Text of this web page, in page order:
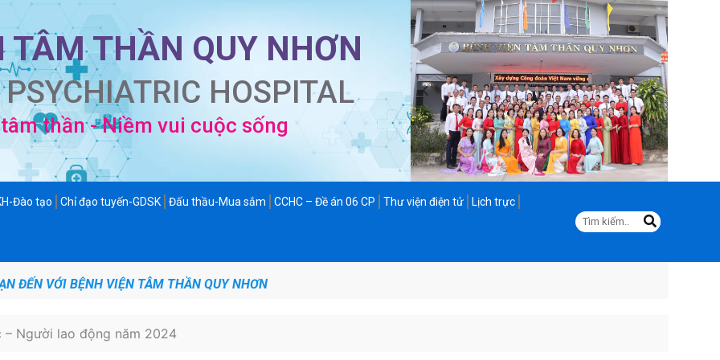
TÂM THẦN QUY NHƠN
HOSPITAL
thần - Niềm vui cuộc sống
Đào tạo Chỉ đạo tuyến-GDSK Đấu thầu-Mua sắm CCHC – Đề án 06 CP Thư viện điện tử Lịch trực
Tìm
ĐẾN VỚI BỆNH VIỆN TÂM THẦN QUY NHƠN
– Người lao động năm 2024